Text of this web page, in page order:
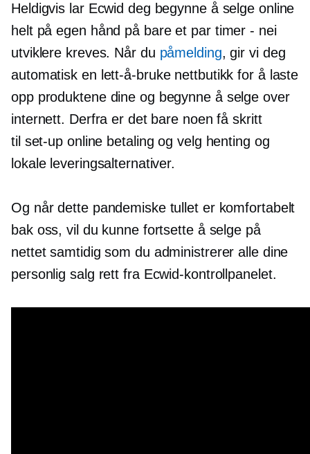
Heldigvis lar Ecwid deg begynne å selge online
helt på egen hånd på bare et par timer - nei
utviklere kreves. Når du påmelding, gir vi deg
automatisk en lett-å-brukenettbutikk for å laste
opp produktene dine og begynne å selge over
internett. Derfra er det bare noen få skritt
til set-up online betaling og velg henting og
lokale leveringsalternativer.
Og når dette pandemiske tullet er komfortabelt
bak oss, vil du kunne fortsette å selge på
nettet samtidig som du administrerer alle dine
personlig salg rett fra Ecwid-kontrollpanelet.